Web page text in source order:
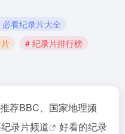
必看纪录片大全
# 纪录片排行榜
荐BBC、国家地理频
纪录片频道
好看的纪录